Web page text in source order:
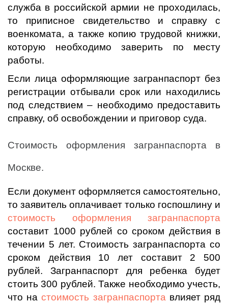
служба в российской армии не проходилась,
то приписное свидетельство и справку с
военкомата, а также копию трудовой книжки,
которую необходимо заверить по месту
работы.
Если лица оформляющие загранпаспорт без
регистрации отбывали срок или находились
под следствием – необходимо предоставить
справку, об освобождении и приговор суда.
Стоимость оформления загранпаспорта в
Москве.
Если документ оформляется самостоятельно,
то заявитель оплачивает только госпошлину и
стоимость оформления загранпаспорта
составит 1000 рублей со сроком действия в
течении 5 лет. Стоимость загранпаспорта со
сроком действия 10 лет составит 2 500
рублей. Загранпаспорт для ребенка будет
стоить 300 рублей. Также необходимо учесть,
что настоимость загранпаспорта влияет ряд